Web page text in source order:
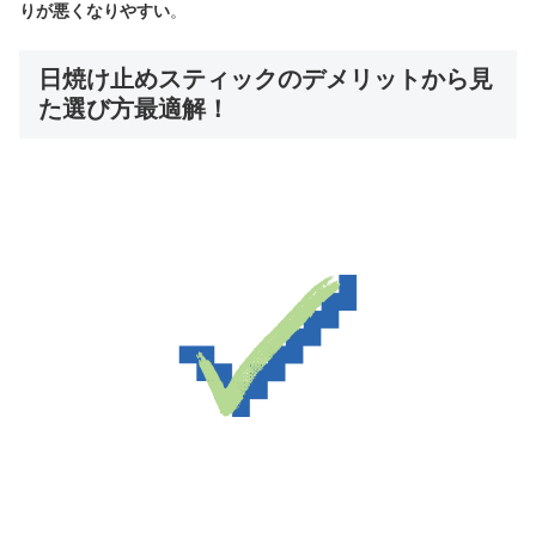
りが悪くなりやすい。
日焼け止めスティックのデメリットから見
た選び方最適解！